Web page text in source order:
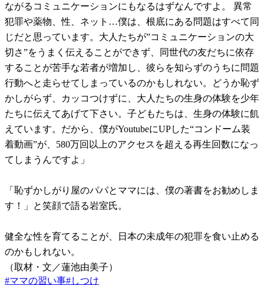
ながるコミュニケーションにもなるはずなんですよ。 異常
犯罪や薬物、性、ネット…僕は、根底にある問題はすべて同
じだと思っています。大人たちが”コミュニケーションの大
切さ”をうまく伝えることができず、同世代の友だちに依存
することが苦手な若者が増加し、彼らを知らずのうちに問題
行動へと走らせてしまっているのかもしれない。どうか恥ず
かしがらず、カッコつけずに、大人たちの生身の体験を少年
たちに伝えてあげて下さい。子どもたちは、生身の体験に飢
えています。だから、僕がYoutubeにUPした“コンドーム装
着動画”が、580万回以上のアクセスを超える再生回数になっ
てしまうんですよ」
「恥ずかしがり屋のパパとママには、僕の著書をお勧めしま
す！」と笑顔で語る岩室氏。
健全な性を育てることが、日本の未成年の犯罪を食い止める
のかもしれない。
（取材・文／蓮池由美子）
#ママの習い事#しつけ